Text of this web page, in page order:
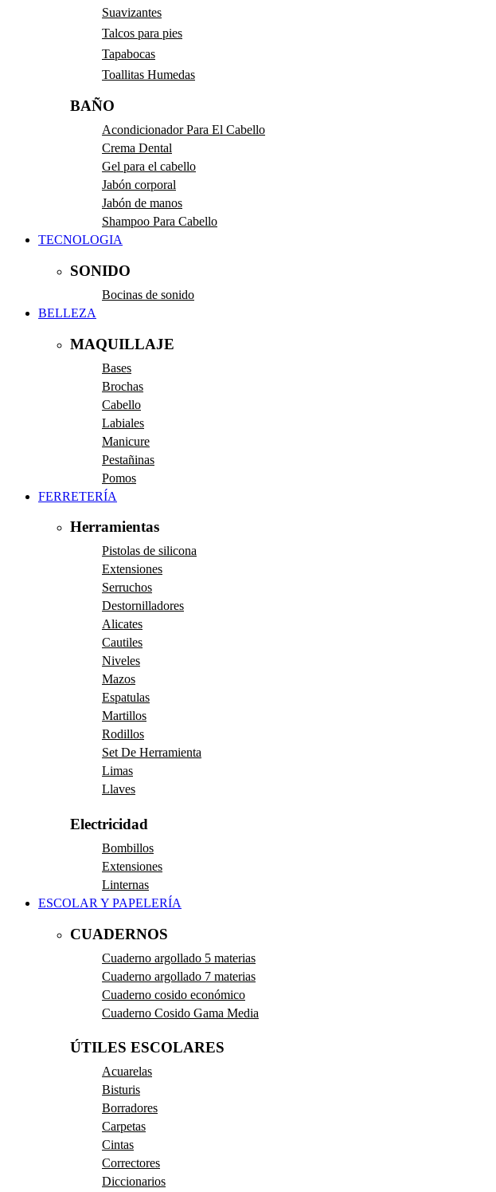
Suavizantes
Talcos para pies
Tapabocas
Toallitas Humedas
BAÑO
Acondicionador Para El Cabello
Crema Dental
Gel para el cabello
Jabón corporal
Jabón de manos
Shampoo Para Cabello
TECNOLOGIA
SONIDO
Bocinas de sonido
BELLEZA
MAQUILLAJE
Bases
Brochas
Cabello
Labiales
Manicure
Pestañinas
Pomos
FERRETERÍA
Herramientas
Pistolas de silicona
Extensiones
Serruchos
Destornilladores
Alicates
Cautiles
Niveles
Mazos
Espatulas
Martillos
Rodillos
Set De Herramienta
Limas
Llaves
Electricidad
Bombillos
Extensiones
Linternas
ESCOLAR Y PAPELERÍA
CUADERNOS
Cuaderno argollado 5 materias
Cuaderno argollado 7 materias
Cuaderno cosido económico
Cuaderno Cosido Gama Media
ÚTILES ESCOLARES
Acuarelas
Bisturis
Borradores
Carpetas
Cintas
Correctores
Diccionarios